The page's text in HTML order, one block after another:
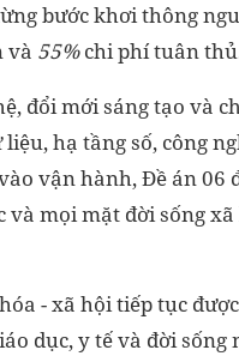
bước khơi thông
và 55%chi phí tuân
đổi mới sáng tạo và
hạ tầng số, công
vận hành, Đề án
mọi mặt đời sống
- xã hội tiếp tục
dục, y tế và đời